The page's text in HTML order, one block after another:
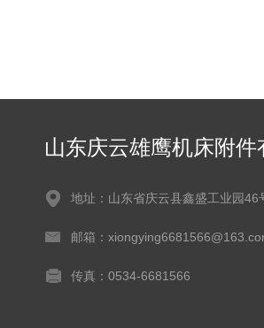
山东庆云雄鹰机床附件
地址：山东省庆云县鑫盛工业园46
邮箱：
传真：0534-6681566